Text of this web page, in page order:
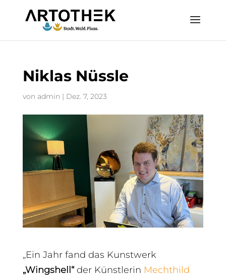
Niklas Nüssle
von admin | Dez. 7, 2023
„Ein Jahr fand das Kunstwerk
„Wingshell“der Künstlerin Mechthild